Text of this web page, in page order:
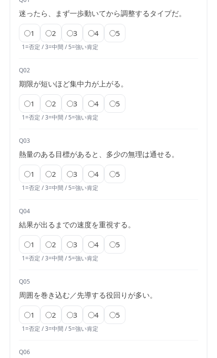
性
は
2026
迷ったら、まず一歩動いてから調整するタイプだ。
1 2 3 4 5
1=否定 / 3=中間 / 5=強い肯定
Q02
期限が短いほど集中力が上がる。
1 2 3 4 5
1=否定 / 3=中間 / 5=強い肯定
Q03
熱量のある目標があると、多少の無理は通せる。
1 2 3 4 5
1=否定 / 3=中間 / 5=強い肯定
Q04
結果が出るまでの速度を重視する。
1 2 3 4 5
1=否定 / 3=中間 / 5=強い肯定
Q05
周囲を巻き込む／先導する役回りが多い。
1 2 3 4 5
1=否定 / 3=中間 / 5=強い肯定
Q06